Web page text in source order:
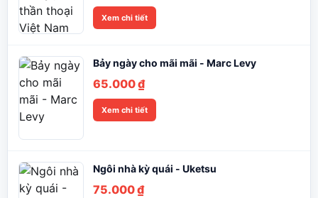
Xem chi tiết
Bảy ngày cho mãi mãi - Marc Levy
65.000₫
Xem chi tiết
Ngôi nhà kỳ quái - Uketsu
75.000₫